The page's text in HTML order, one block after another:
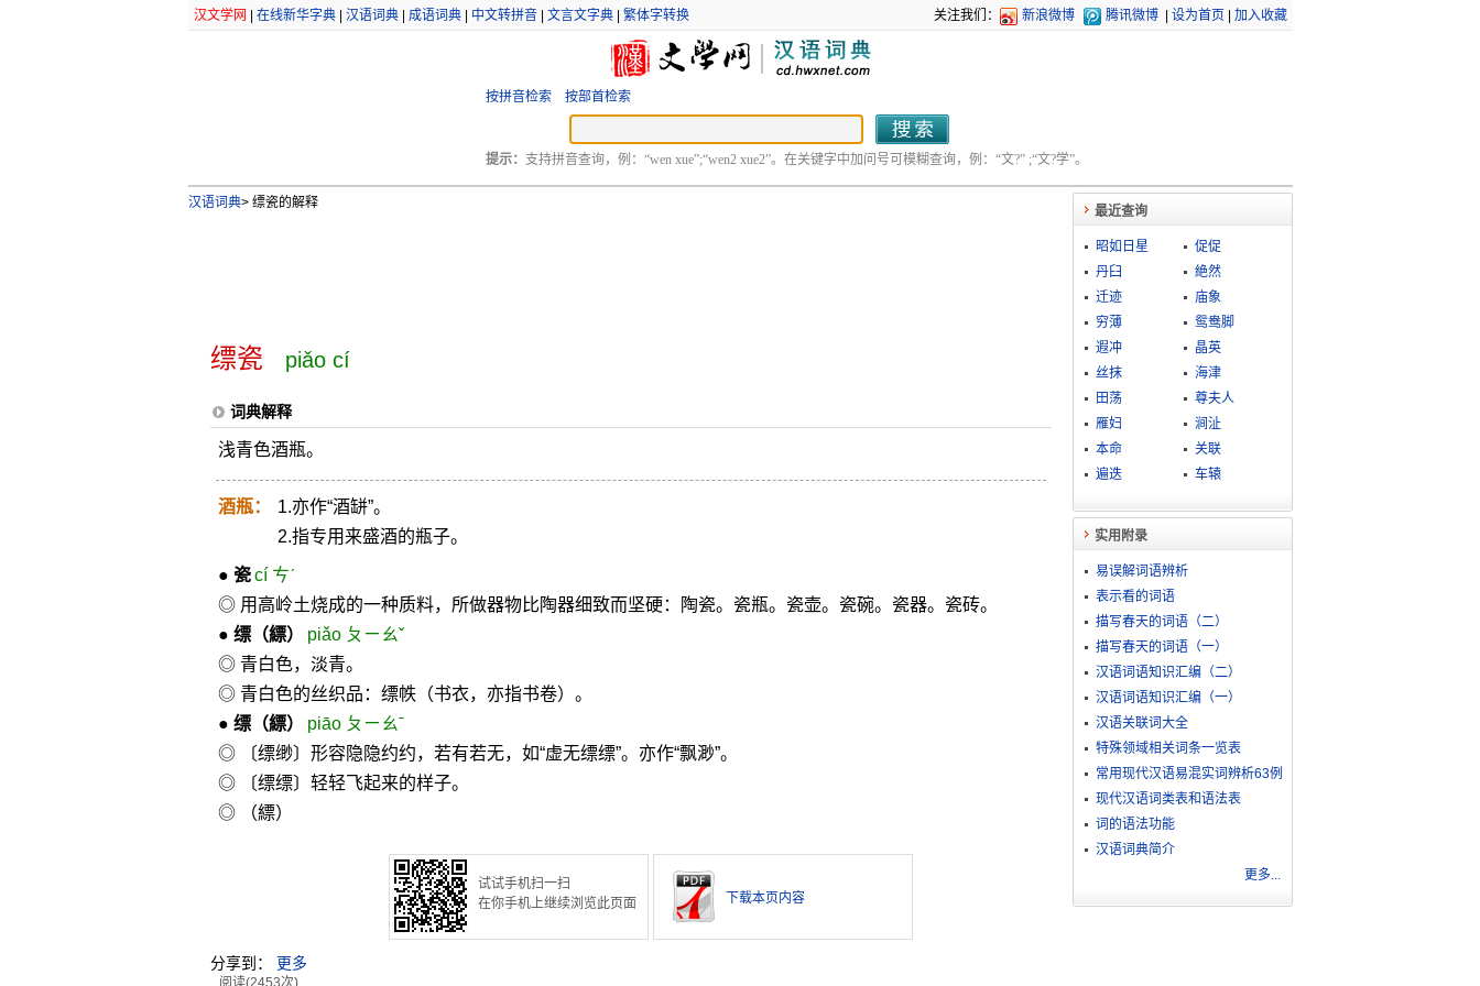
汉文学网 在线新华字典| 汉语词典| 成语词典| 中文转拼音| 文言文字典| 繁体字转换 关注我们： 新浪微博 腾讯微博 设为首页 加入收藏
按拼音检索 按部首检索
提示： 支持拼音查询，例：“wen xue”;“wen2 xue2”。在关键字中加问号可模糊查询，例：“文?” ;“文?学”。
汉语词典>缥瓷的解释
缥瓷 piǎo cí
词典解释
浅青色酒瓶。
酒瓶：
1.亦作“酒缾”。
2.指专用来盛酒的瓶子。
● 瓷 cí ㄘˊ
◎ 用高岭土烧成的一种质料，所做器物比陶器细致而坚硬：陶瓷。瓷瓶。瓷壶。瓷碗。瓷器。瓷砖。
● 缥（縹）
piǎo ㄆㄧㄠˇ
◎ 青白色，淡青。
◎ 青白色的丝织品：缥帙（书衣，亦指书卷）。
● 缥（縹）
piāo ㄆㄧㄠˉ
◎ 〔缥缈〕形容隐隐约约，若有若无，如“虚无缥缥”。亦作“飘渺”。
◎ 〔缥缥〕轻轻飞起来的样子。
◎ （縹）
试试手机扫一扫
在你手机上继续浏览此页面
下载本页内容
分享到： 更多
阅读(2453次)
最近查询
昭如日星
促促
丹臼
絶然
迁迹
庙象
穷薄
鸳鸯脚
遐冲
晶英
丝抹
海津
田荡
尊夫人
雁妇
涧沚
本命
关联
遍迭
车辕
实用附录
易误解词语辨析
表示看的词语
描写春天的词语（二）
描写春天的词语（一）
汉语词语知识汇编（二）
汉语词语知识汇编（一）
汉语关联词大全
特殊领域相关词条一览表
常用现代汉语易混实词辨析63例
现代汉语词类表和语法表
词的语法功能
汉语词典简介
更多...